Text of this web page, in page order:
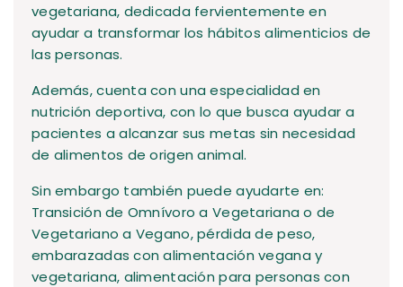
vegetariana, dedicada fervientemente en
ayudar a transformar los hábitos alimenticios de
las personas.
Además, cuenta con una especialidad en
nutrición deportiva, con lo que busca ayudar a
pacientes a alcanzar sus metas sin necesidad
de alimentos de origen animal.
Sin embargo también puede ayudarte en:
Transición de Omnívoro a Vegetariana o de
Vegetariano a Vegano, pérdida de peso,
embarazadas con alimentación vegana y
vegetariana, alimentación para personas con